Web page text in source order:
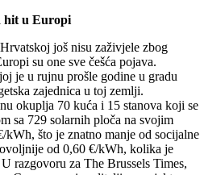
hit u Europi
još nisu zaživjele zbog
su one sve češća pojava.
je u rujnu prošle godine u gradu
zajednica u toj zemlji.
okuplja 70 kuća i 15 stanova koji se
sa 729 solarnih ploča na svojim
što je znatno manje od socijalne
od 0,60 €/kWh, kolika je
razgovoru za The Brussels Times,